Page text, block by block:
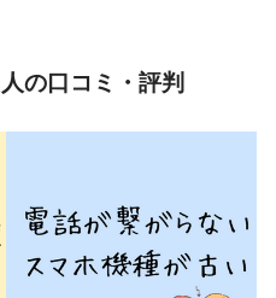
の口コミ・評判